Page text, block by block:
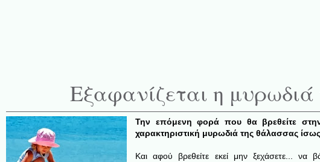
Εξαφανίζεται η
Την επόμενη φορά που θα βρεθείτε
χαρακτηριστική μυρωδιά της θάλασσας
Και αφού βρεθείτε εκεί μην ξεχάσετε... να